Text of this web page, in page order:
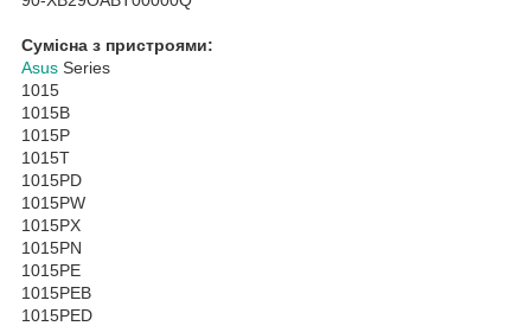
Сумісна з пристроями:
Asus Series
1015
1015B
1015P
1015T
1015PD
1015PW
1015PX
1015PN
1015PE
1015PEB
1015PED